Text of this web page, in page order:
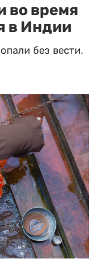
во время
в Индии
без вести.